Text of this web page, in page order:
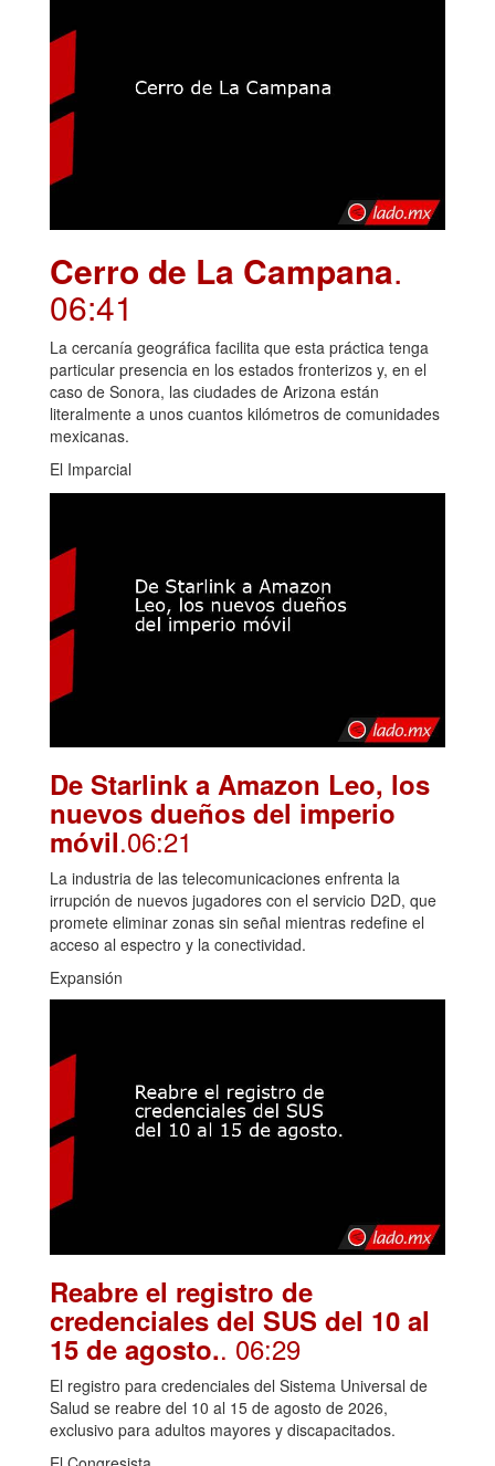
Cerro de La Campana.
06:41
La cercanía geográfica facilita que esta práctica tenga
particular presencia en los estados fronterizos y, en el
caso de Sonora, las ciudades de Arizona están
literalmente a unos cuantos kilómetros de comunidades
mexicanas.
El Imparcial
De Starlink a Amazon Leo, los
nuevos dueños del imperio
móvil.06:21
La industria de las telecomunicaciones enfrenta la
irrupción de nuevos jugadores con el servicio D2D, que
promete eliminar zonas sin señal mientras redefine el
acceso al espectro y la conectividad.
Expansión
Reabre el registro de
credenciales del SUS del 10 al
15 de agosto.. 06:29
El registro para credenciales del Sistema Universal de
Salud se reabre del 10 al 15 de agosto de 2026,
exclusivo para adultos mayores y discapacitados.